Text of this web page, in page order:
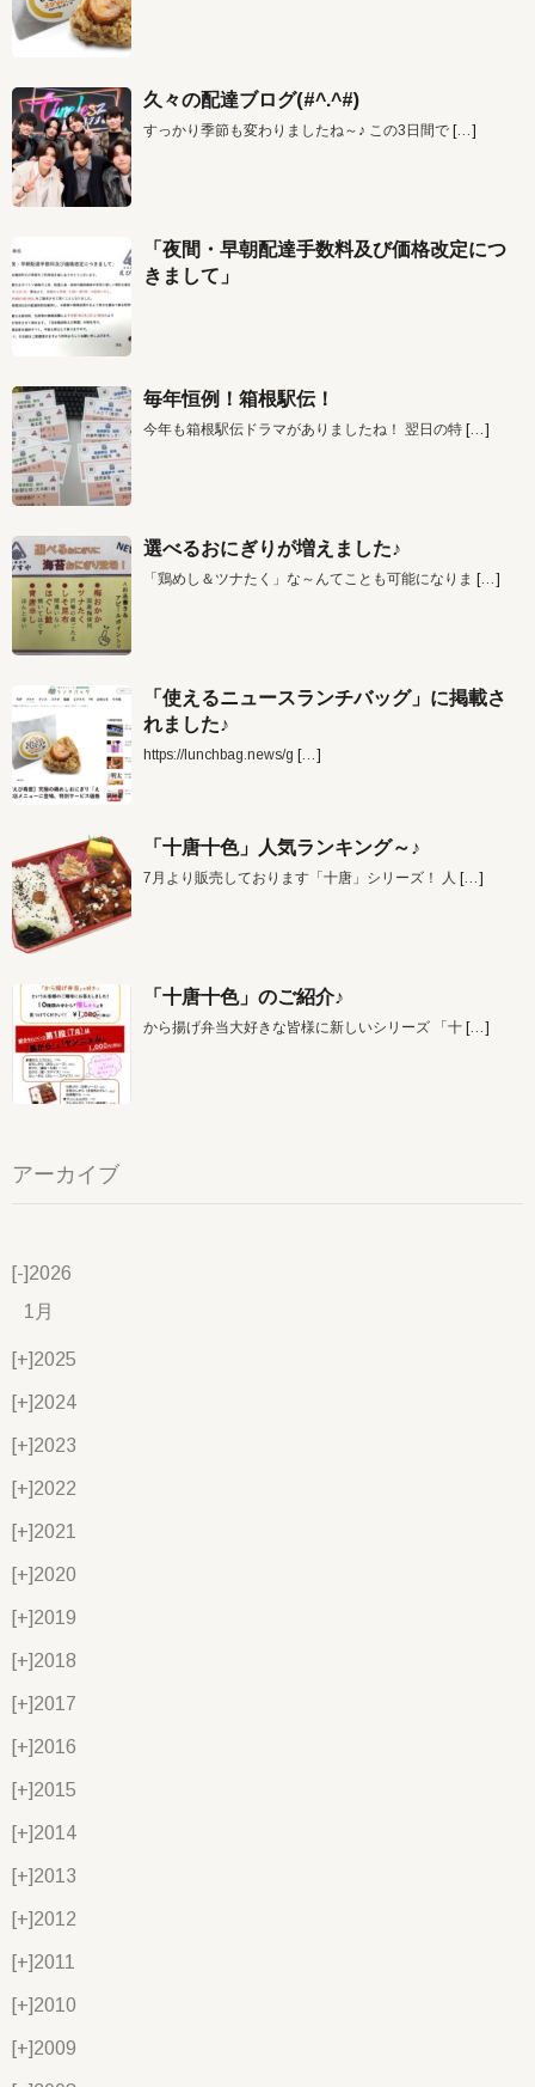
久々の配達ブログ(#^.^#)
すっかり季節も変わりましたね～♪ この3日間で […]
「夜間・早朝配達手数料及び価格改定につ
きまして」
毎年恒例！箱根駅伝！
今年も箱根駅伝ドラマがありましたね！ 翌日の特 […]
選べるおにぎりが増えました♪
「鶏めし＆ツナたく」な～んてことも可能になりま […]
「使えるニュースランチバッグ」に掲載さ
れました♪
https://lunchbag.news/g […]
「十唐十色」人気ランキング～♪
7月より販売しております「十唐」シリーズ！ 人 […]
「十唐十色」のご紹介♪
から揚げ弁当大好きな皆様に新しいシリーズ 「十 […]
アーカイブ
[-]2026
1月
[+]2025
[+]2024
[+]2023
[+]2022
[+]2021
[+]2020
[+]2019
[+]2018
[+]2017
[+]2016
[+]2015
[+]2014
[+]2013
[+]2012
[+]2011
[+]2010
[+]2009